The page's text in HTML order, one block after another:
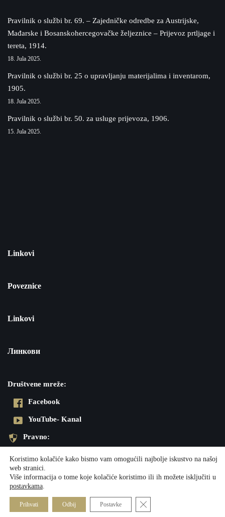
Pravilnik o službi br. 69. – Zajedničke odredbe za Austrijske,
Mađarske i Bosanskohercegovačke željeznice – Prijevoz prtljage i
tereta, 1914.
18. Jula 2025.
Pravilnik o službi br. 25 o upravljanju materijalima i inventarom,
1905.
18. Jula 2025.
Pravilnik o službi br. 50. za usluge prijevoza, 1906.
15. Jula 2025.
Linkovi
Poveznice
Linkovi
Линкови
Društvene mreže:
Facebook
YouTube- Kanal
Pravno:
Impresum
Društvene mreže: Pravno:
Koristimo kolačiće kako bismo vam omogućili najbolje iskustvo na našoj
web stranici.
Više informacija o tome koje kolačiće koristimo ili ih možete isključiti u
postavkama
Prihvati Odbij Postavke Close GDPR Cookie Banner